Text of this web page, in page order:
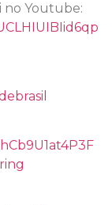
no Youtube: